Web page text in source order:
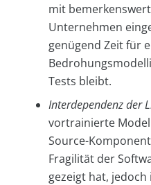
mit
Unternehmen
genügend Zeit für
Tests bleibt.
Interdependenz der
vortrainierte
Source-
Fragilität der
gezeigt hat,